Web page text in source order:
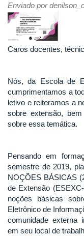
Enviado por
Caros docentes,
Nós, da Escola de
cumprimentamos a
letivo e reiteramos a
sobre extensão,
sobre essa temática.
Pensando em
semestre de 2019,
NOÇÕES BÁSICAS
de Extensão
noções básicas
Eletrônico de
comunidade externa
em seu local de